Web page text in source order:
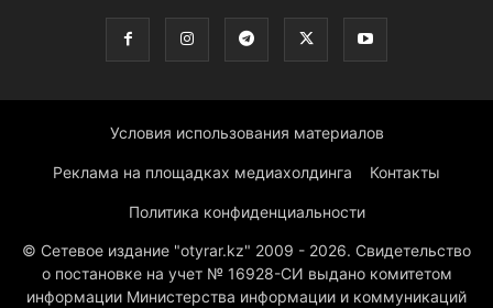
Условия использования материалов
Реклама на площадках медиахолдинга Контакты
Политика конфиденциальности
© Сетевое издание "otyrar.kz" 2009 - 2026. Свидетельство
о постановке на учет № 16928-СИ выдано комитетом
информации Министерства информации и коммуникаций